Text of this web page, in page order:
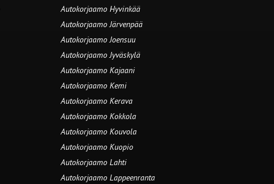
Autokorjaamo Hyvinkää
Autokorjaamo Järvenpää
Autokorjaamo Joensuu
Autokorjaamo Jyväskylä
Autokorjaamo Kajaani
Autokorjaamo Kemi
Autokorjaamo Kerava
Autokorjaamo Kokkola
Autokorjaamo Kouvola
Autokorjaamo Kuopio
Autokorjaamo Lahti
Autokorjaamo Lappeenranta